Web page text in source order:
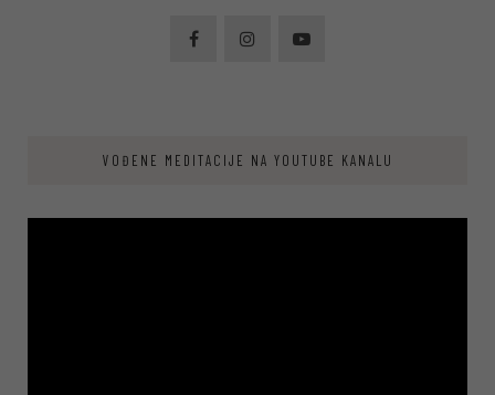
VOĐENE MEDITACIJE NA YOUTUBE KANALU